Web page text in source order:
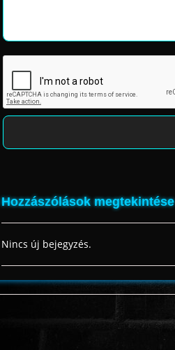
Hozzászólások megtekintése
Nincs új bejegyzés.